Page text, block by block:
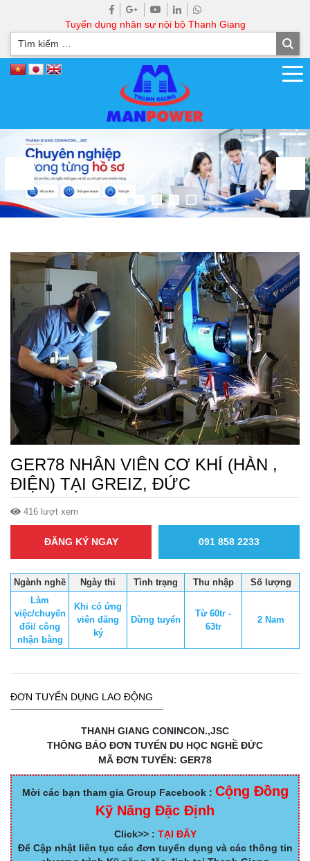
Tuyển dụng nhân sự nội bộ Thanh Giang
GER78 NHÂN VIÊN CƠ KHÍ (HÀN ,
ĐIỆN) TẠI GREIZ, ĐỨC
416 lượt xem
ĐĂNG KÝ NGAY 091 858 2233
Ngành nghề Ngày thi Tình trạng Thu nhập
Số lượng
Làm
việc/chuyển
đổi/ công
nhận bằng
Khi có ứng
viên đăng
ký
Dừng tuyển
Từ 60tr -
63tr
2 Nam
ĐƠN TUYỂN DỤNG LAO ĐỘNG
THANH GIANG CONINCON.,JSC
THÔNG BÁO ĐƠN TUYỂN DU HỌC NGHỀ ĐỨC
MÃ ĐƠN TUYỂN: GER78
Mời các bạn tham gia Group Facebook : Cộng Đồng
Kỹ Năng Đặc Định
Click>> : TẠI ĐÂY
Để Cập nhật liên tục các đơn tuyển dụng và các thông tin